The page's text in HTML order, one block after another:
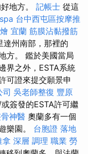
地方。 記帳士 從這
台中西屯區按摩推
宜蘭 筋膜沾黏撥筋
達州南部，那裡的
方。 鑑於美國當局
界之外，ESTA系統
可證來提交願景申
司 吳老師整復 豐原
簽發的ESTA許可繼
神醫 奧蘭多有一個
樂園。 台胞證 落地
深層 調理 職業 勞